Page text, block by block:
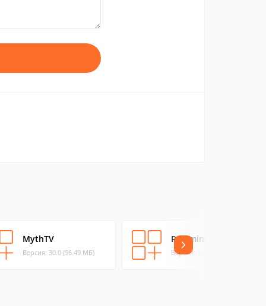
MythTV
Версия: 30.0 (96.49 МБ)
Remmina
Версия: 1.0.0 (0.52 МБ)